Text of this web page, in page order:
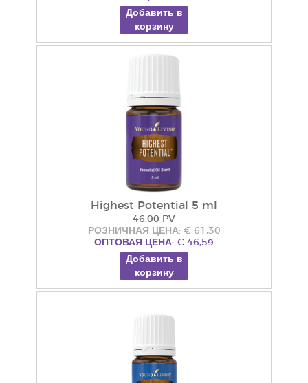
Добавить в
корзину
Highest Potential 5 ml
46.00 PV
РОЗНИЧНАЯ ЦЕНА: € 61,30
ОПТОВАЯ ЦЕНА: € 46,59
Добавить в
корзину